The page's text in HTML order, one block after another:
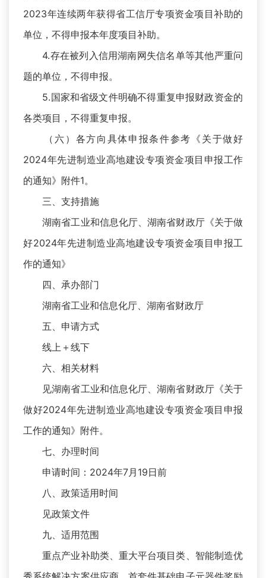
2023年连续两年获得省工信厅专项资金项目补助的
单位，不得申报本年度项目补助。
4.存在被列入信用湖南网失信名单等其他严重问
题的单位，不得申报。
5.国家和省级文件明确不得重复申报财政资金的
各类项目，不得重复申报。
（六）各方向具体申报条件参考《关于做好
2024年先进制造业高地建设专项资金项目申报工作
的通知》附件1。
三、支持措施
湖南省工业和信息化厅、湖南省财政厅《关于做
好2024年先进制造业高地建设专项资金项目申报工
作的通知》
四、承办部门
湖南省工业和信息化厅、湖南省财政厅
五、申请方式
线上＋线下
六、相关材料
见湖南省工业和信息化厅、湖南省财政厅《关于
做好2024年先进制造业高地建设专项资金项目申报
工作的通知》附件。
七、办理时间
申请时间：2024年7月19日前
八、政策适用时间
见政策文件
九、适用范围
重点产业补助类、重大平台项目类、智能制造优